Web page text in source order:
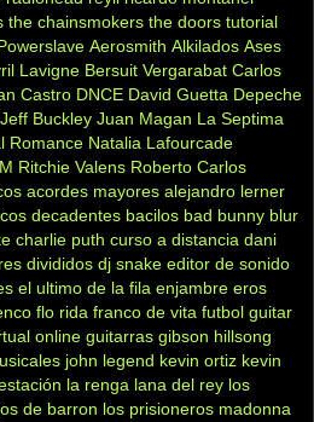
the chainsmokers the doors tutorial
Aerosmith Alkilados Ases
Lavigne Bersuit Vergarabat Carlos
Castro DNCE David Guetta Depeche
Jeff Buckley Juan Magan La Septima
Romance Natalia Lafourcade
Ritchie Valens Roberto Carlos
acordes mayores alejandro lerner
decadentes bacilos bad bunny blur
charlie puth curso a distancia dani
divididos dj snake editor de sonido
el ultimo de la fila enjambre eros
flo rida franco de vita futbol guitar
online guitarras gibson hillsong
john legend kevin ortiz kevin
la renga lana del rey los
de barron los prisioneros madonna